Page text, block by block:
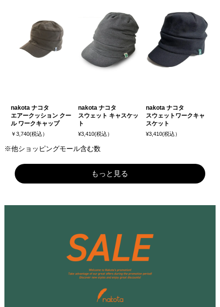
nakota ナコタ
エアークッション クー
ル ワークキャップ
￥3,740(税込）
nakota ナコタ
スウェット キャスケッ
ト
¥3,410(税込）
nakota ナコタ
スウェットワークキャ
スケット
¥3,410(税込）
※他ショッピングモール含む数
もっと見る